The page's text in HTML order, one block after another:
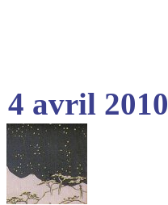
4 avril 2010